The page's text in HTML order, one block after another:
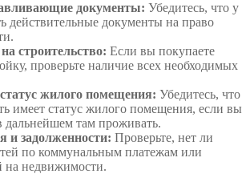
документы: Убедитесь, что у
действительные документы на право
строительство: Если вы покупаете
проверьте наличие всех необходимых
жилого помещения: Убедитесь, что
имеет статус жилого помещения, если вы
дальнейшем там проживать.
и задолженности: Проверьте, нет ли
по коммунальным платежам или
на недвижимости.